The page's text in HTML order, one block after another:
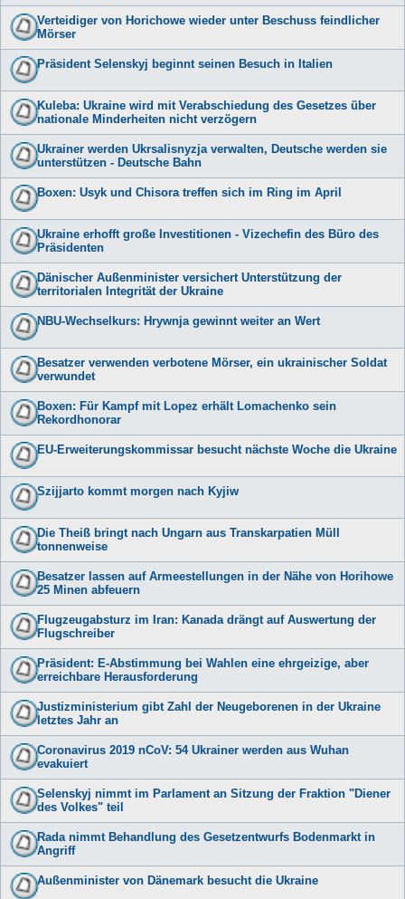
Verteidiger von Horichowe wieder unter Beschuss feindlicher
Mörser
Präsident Selenskyj beginnt seinen Besuch in Italien
Kuleba: Ukraine wird mit Verabschiedung des Gesetzes über
nationale Minderheiten nicht verzögern
Ukrainer werden Ukrsalisnyzja verwalten, Deutsche werden sie
unterstützen - Deutsche Bahn
Boxen: Usyk und Chisora treffen sich im Ring im April
Ukraine erhofft große Investitionen - Vizechefin des Büro des
Präsidenten
Dänischer Außenminister versichert Unterstützung der
territorialen Integrität der Ukraine
NBU-Wechselkurs: Hrywnja gewinnt weiter an Wert
Besatzer verwenden verbotene Mörser, ein ukrainischer Soldat
verwundet
Boxen: Für Kampf mit Lopez erhält Lomachenko sein
Rekordhonorar
EU-Erweiterungskommissar besucht nächste Woche die Ukraine
Szijjarto kommt morgen nach Kyjiw
Die Theiß bringt nach Ungarn aus Transkarpatien Müll
tonnenweise
Besatzer lassen auf Armeestellungen in der Nähe von Horihowe
25 Minen abfeuern
Flugzeugabsturz im Iran: Kanada drängt auf Auswertung der
Flugschreiber
Präsident: E-Abstimmung bei Wahlen eine ehrgeizige, aber
erreichbare Herausforderung
Justizministerium gibt Zahl der Neugeborenen in der Ukraine
letztes Jahr an
Coronavirus 2019 nCoV: 54 Ukrainer werden aus Wuhan
evakuiert
Selenskyj nimmt im Parlament an Sitzung der Fraktion "Diener
des Volkes" teil
Rada nimmt Behandlung des Gesetzentwurfs Bodenmarkt in
Angriff
Außenminister von Dänemark besucht die Ukraine